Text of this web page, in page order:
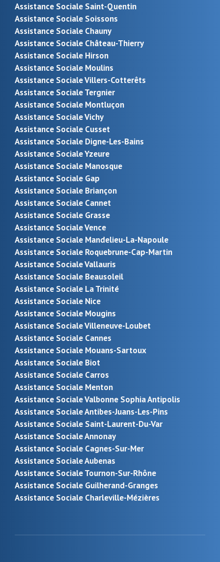
Assistance Sociale Saint-Quentin
Assistance Sociale Soissons
Assistance Sociale Chauny
Assistance Sociale Château-Thierry
Assistance Sociale Hirson
Assistance Sociale Moulins
Assistance Sociale Villers-Cotterêts
Assistance Sociale Tergnier
Assistance Sociale Montluçon
Assistance Sociale Vichy
Assistance Sociale Cusset
Assistance Sociale Digne-Les-Bains
Assistance Sociale Yzeure
Assistance Sociale Manosque
Assistance Sociale Gap
Assistance Sociale Briançon
Assistance Sociale Cannet
Assistance Sociale Grasse
Assistance Sociale Vence
Assistance Sociale Mandelieu-La-Napoule
Assistance Sociale Roquebrune-Cap-Martin
Assistance Sociale Vallauris
Assistance Sociale Beausoleil
Assistance Sociale La Trinité
Assistance Sociale Nice
Assistance Sociale Mougins
Assistance Sociale Villeneuve-Loubet
Assistance Sociale Cannes
Assistance Sociale Mouans-Sartoux
Assistance Sociale Biot
Assistance Sociale Carros
Assistance Sociale Menton
Assistance Sociale Valbonne Sophia Antipolis
Assistance Sociale Antibes-Juans-Les-Pins
Assistance Sociale Saint-Laurent-Du-Var
Assistance Sociale Annonay
Assistance Sociale Cagnes-Sur-Mer
Assistance Sociale Aubenas
Assistance Sociale Tournon-Sur-Rhône
Assistance Sociale Guilherand-Granges
Assistance Sociale Charleville-Mézières